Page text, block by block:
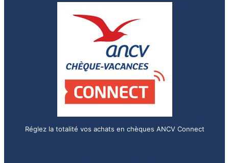
Réglez la totalité vos achats en chèques ANCV Connect